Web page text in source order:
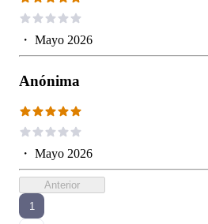
・ Mayo 2026
Anónima
・ Mayo 2026
Anterior
1